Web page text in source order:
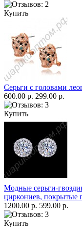
Купить
Серьги с головами
600.00 р. 299.00 р.
Купить
Модные серьги-
циркониев, покрытые
1200.00 р. 599.00 р.
Купить